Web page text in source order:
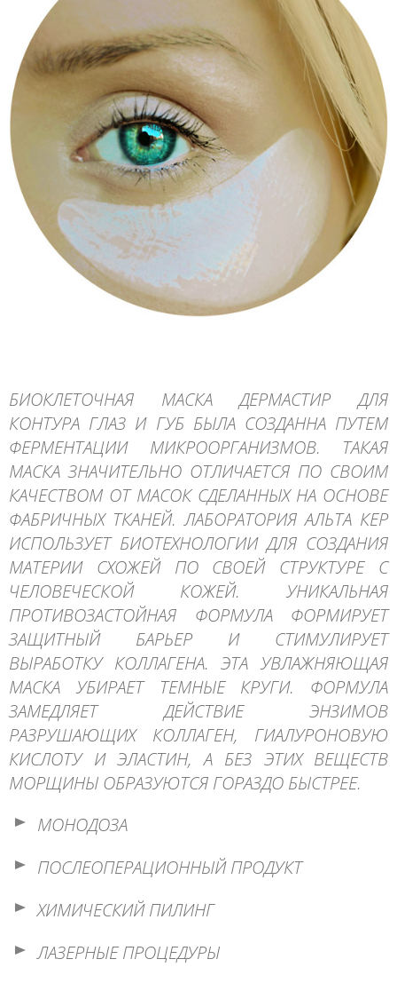
БИОКЛЕТОЧНАЯ МАСКА ДЕРМАСТИР ДЛЯ
КОНТУРА ГЛАЗ И ГУБ БЫЛА СОЗДАННА ПУТЕМ
ФЕРМЕНТАЦИИ МИКРООРГАНИЗМОВ. ТАКАЯ
МАСКА ЗНАЧИТЕЛЬНО ОТЛИЧАЕТСЯ ПО СВОИМ
КАЧЕСТВОМ ОТ МАСОК СДЕЛАННЫХ НА ОСНОВЕ
ФАБРИЧНЫХ ТКАНЕЙ. ЛАБОРАТОРИЯ АЛЬТА КЕР
ИСПОЛЬЗУЕТ БИОТЕХНОЛОГИИ ДЛЯ СОЗДАНИЯ
МАТЕРИИ СХОЖЕЙ ПО СВОЕЙ СТРУКТУРЕ С
ЧЕЛОВЕЧЕСКОЙ КОЖЕЙ. УНИКАЛЬНАЯ
ПРОТИВОЗАСТОЙНАЯ ФОРМУЛА ФОРМИРУЕТ
ЗАЩИТНЫЙ БАРЬЕР И СТИМУЛИРУЕТ
ВЫРАБОТКУ КОЛЛАГЕНА. ЭТА УВЛАЖНЯЮЩАЯ
МАСКА УБИРАЕТ ТЕМНЫЕ КРУГИ. ФОРМУЛА
ЗАМЕДЛЯЕТ ДЕЙСТВИЕ ЭНЗИМОВ
РАЗРУШАЮЩИХ КОЛЛАГЕН, ГИАЛУРОНОВУЮ
КИСЛОТУ И ЭЛАСТИН, А БЕЗ ЭТИХ ВЕЩЕСТВ
МОРЩИНЫ ОБРАЗУЮТСЯ ГОРАЗДО БЫСТРЕЕ.
МОНОДОЗА
ПОСЛЕОПЕРАЦИОННЫЙ ПРОДУКТ
ХИМИЧЕСКИЙ ПИЛИНГ
ЛАЗЕРНЫЕ ПРОЦЕДУРЫ